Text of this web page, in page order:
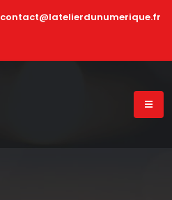
contact@latelierdunumerique.fr